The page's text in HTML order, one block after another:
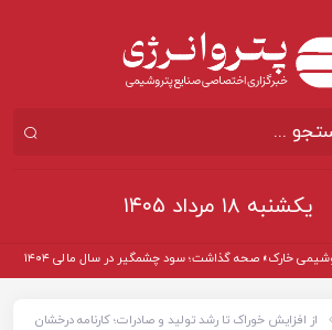
یکشنبه ۱۸ مرداد ۱۴۰۵
خارک» صحه گذاشت؛ سود چشمگیر در سال مالی ۱۴۰۴
از افزایش خوراک تا رشد تولید و صادرات؛ کارنامه درخشان